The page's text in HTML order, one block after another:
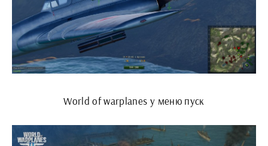
World of warplanes у меню пуск